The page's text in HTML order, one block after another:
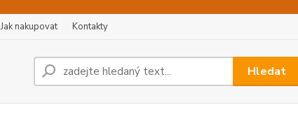
Jak nakupovat Kontakty
Hledat